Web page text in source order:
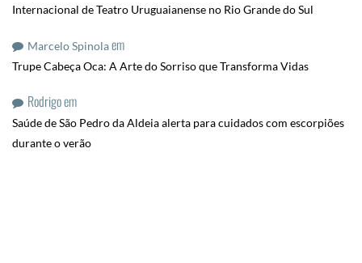
Internacional de Teatro Uruguaianense no Rio Grande do Sul
Marcelo Spinolaem
Trupe Cabeça Oca: A Arte do Sorriso que Transforma Vidas
Rodrigoem
Saúde de São Pedro da Aldeia alerta para cuidados com escorpiões
durante o verão